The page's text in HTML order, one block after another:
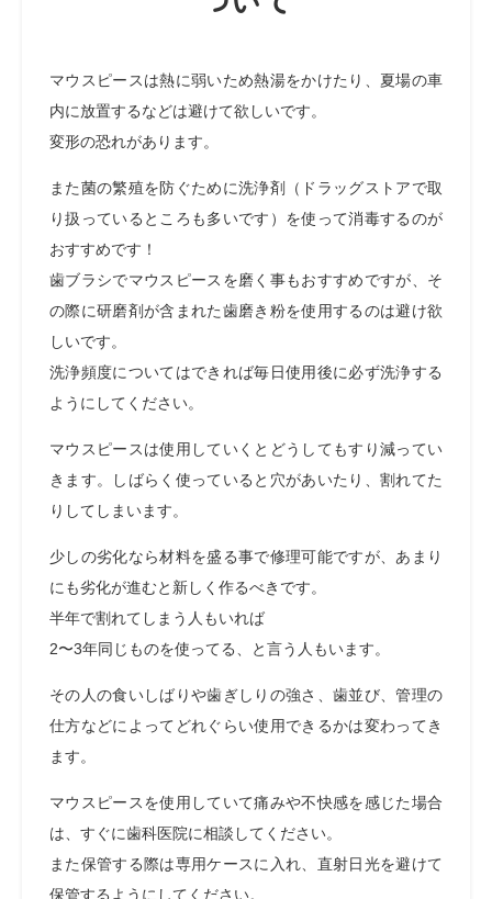
マウスピースは熱に弱いため熱湯をかけたり、 夏場の車
内に放置するなどは避けて欲しいです。
変形の恐れがあります。
また菌の繁殖を防ぐために洗浄剤（ドラッグストアで取
り扱っているところも多いです）を使って消毒するのが
おすすめです！
歯ブラシでマウスピースを磨く事もおすすめですが、そ
の際に研磨剤が含まれた歯磨き粉を使用するのは避け欲
しいです。
洗浄頻度についてはできれば毎日使用後に必ず洗浄する
ようにしてください。
マウスピースは使用していくとどうしてもすり減ってい
きます。しばらく使っていると穴があいたり、割れてた
りしてしまいます。
少しの劣化なら材料を盛る事で修理可能ですが、あまり
にも劣化が進むと新しく作るべきです。
半年で割れてしまう人もいれば
2〜3年同じものを使ってる、と言う人もいます。
その人の食いしばりや歯ぎしりの強さ、歯並び、管理の
仕方などによってどれぐらい使用できるかは変わってき
ます。
マウスピースを使用していて痛みや不快感を感じた場合
は、すぐに歯科医院に相談してください。
また保管する際は専用ケースに入れ、直射日光を避けて
保管するようにしてください。